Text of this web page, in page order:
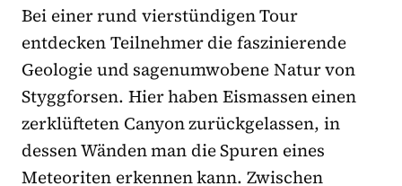
Bei einer rund vierstündigen Tour
entdecken Teilnehmer die faszinierende
Geologie und sagenumwobene Natur von
Styggforsen. Hier haben Eismassen einen
zerklüfteten Canyon zurückgelassen, in
dessen Wänden man die Spuren eines
Meteoriten erkennen kann. Zwischen